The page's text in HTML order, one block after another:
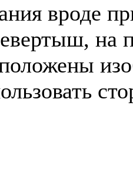
вроде
на